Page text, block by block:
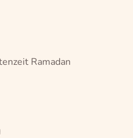
Ramadan